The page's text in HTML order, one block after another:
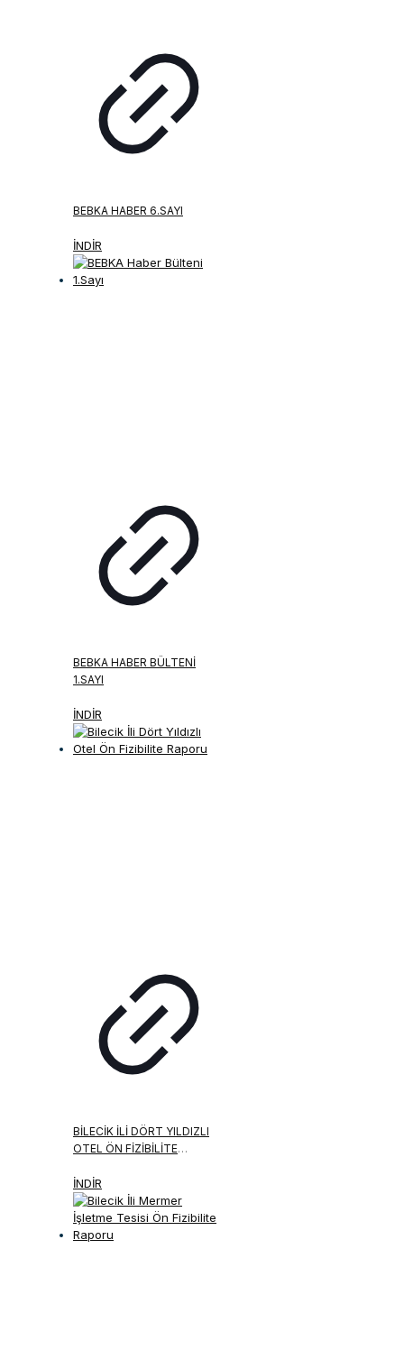
BEBKA HABER 6.SAYI
İNDİR
BEBKA HABER BÜLTENI
1.SAYI
İNDİR
BILECIK İLI DÖRT YILDIZLI
OTEL ÖN FIZIBILITE
İNDİR